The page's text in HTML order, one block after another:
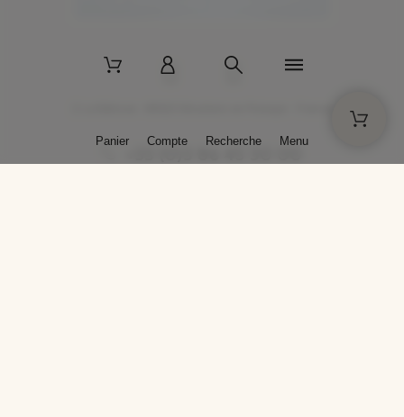
+33 (0)3 86 45 50 00
Panier Compte Recherche Menu